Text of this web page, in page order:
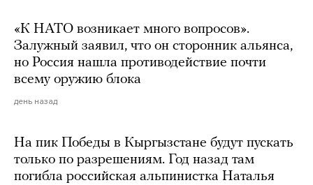
«К НАТО возникает много вопросов».
Залужный заявил, что он сторонник альянса,
но Россия нашла противодействие почти
всему оружию блока
день назад
На пик Победы в Кыргызстане будут пускать
только по разрешениям. Год назад там
погибла российская альпинистка Наталья